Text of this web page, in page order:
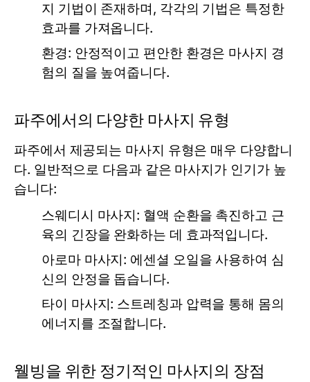
지 기법이 존재하며, 각각의 기법은 특정한
효과를 가져옵니다.
환경: 안정적이고 편안한 환경은 마사지 경
험의 질을 높여줍니다.
파주에서의 다양한 마사지 유형
파주에서 제공되는 마사지 유형은 매우 다양합니
다. 일반적으로 다음과 같은 마사지가 인기가 높
습니다:
스웨디시 마사지: 혈액 순환을 촉진하고 근
육의 긴장을 완화하는 데 효과적입니다.
아로마 마사지: 에센셜 오일을 사용하여 심
신의 안정을 돕습니다.
타이 마사지: 스트레칭과 압력을 통해 몸의
에너지를 조절합니다.
웰빙을 위한 정기적인 마사지의 장점